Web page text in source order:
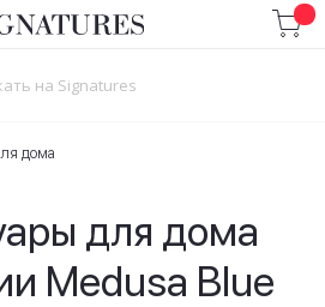
дома
для дома
Medusa Blue